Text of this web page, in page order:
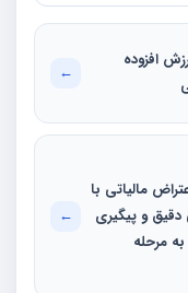
افزوده
←
مالیاتی با
دقیق و پیگیری
مرحله
←